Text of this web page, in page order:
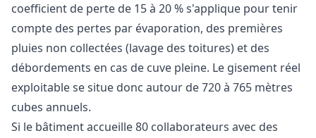
coefficient de perte de 15 à 20 % s'applique pour tenir
compte des pertes par évaporation, des premières
pluies non collectées (lavage des toitures) et des
débordements en cas de cuve pleine. Le gisement réel
exploitable se situe donc autour de 720 à 765 mètres
cubes annuels.
Si le bâtiment accueille 80 collaborateurs avec des